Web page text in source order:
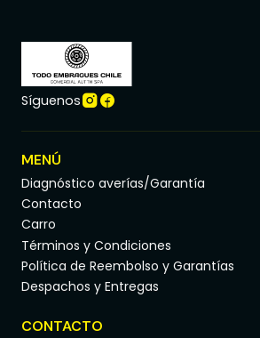
Síguenos
MENÚ
Diagnóstico averías/Garantía
Contacto
Carro
Términos y Condiciones
Política de Reembolso y Garantías
Despachos y Entregas
CONTACTO